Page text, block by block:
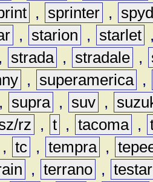
, sprinter ,
, starion , starlet
, strada , stradale ,
, superamerica ,
, supra , suv ,
rz , t , tacoma ,
, tc , tempra ,
, terrano ,